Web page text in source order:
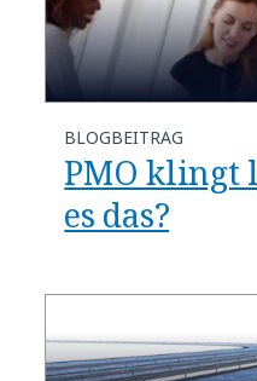
BLOGBEITRAG
PMO klingt
es das?